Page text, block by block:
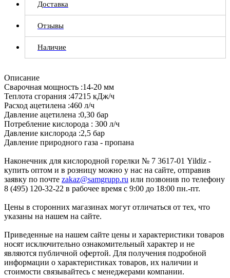
Доставка
Отзывы
Наличие
Описание
Сварочная мощность :14-20 мм
Теплота сгорания :47215 кДж/ч
Расход ацетилена :460 л/ч
Давление ацетилена :0,30 бар
Потребление кислорода : 300 л/ч
Давление кислорода :2,5 бар
Давление природного газа - пропана
Наконечник для кислородной горелки № 7 3617-01 Yildiz -
купить оптом и в розницу можно у нас на сайте, отправив
заявку по почте zakaz@samgrupp.ru или позвонив по телефону
8 (495) 120-32-22 в рабочее время с 9:00 до 18:00 пн.-пт.
Цены в сторонних магазинах могут отличаться от тех, что
указаны на нашем на сайте.
Приведенные на нашем сайте цены и характеристики товаров
носят исключительно ознакомительный характер и не
являются публичной офертой. Для получения подробной
информации о характеристиках товаров, их наличии и
стоимости связывайтесь с менеджерами компании.